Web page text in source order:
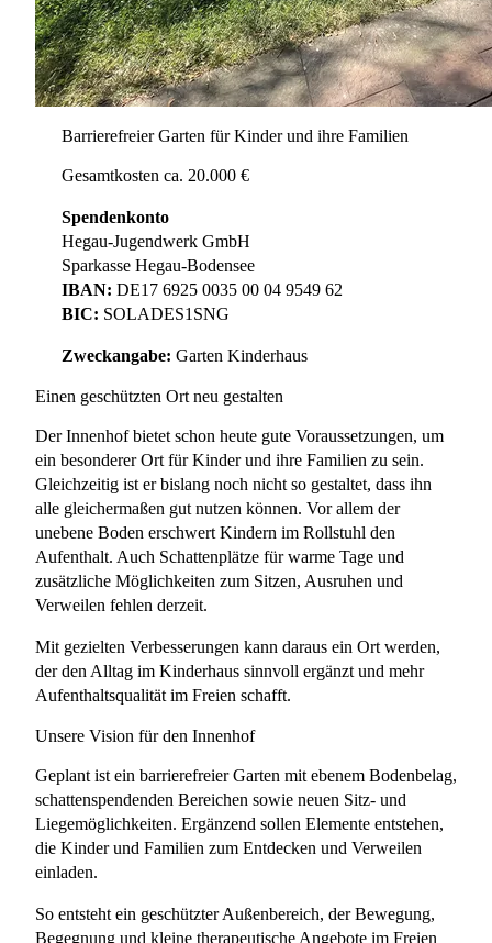
Barrierefreier Garten für Kinder und ihre Familien
Gesamtkosten ca. 20.000 €
Spendenkonto
Hegau-Jugendwerk GmbH
Sparkasse Hegau-Bodensee
IBAN: DE17 6925 0035 00 04 9549 62
BIC: SOLADES1SNG
Zweckangabe: Garten Kinderhaus
Einen geschützten Ort neu gestalten
Der Innenhof bietet schon heute gute Voraussetzungen, um
ein besonderer Ort für Kinder und ihre Familien zu sein.
Gleichzeitig ist er bislang noch nicht so gestaltet, dass ihn
alle gleichermaßen gut nutzen können. Vor allem der
unebene Boden erschwert Kindern im Rollstuhl den
Aufenthalt. Auch Schattenplätze für warme Tage und
zusätzliche Möglichkeiten zum Sitzen, Ausruhen und
Verweilen fehlen derzeit.
Mit gezielten Verbesserungen kann daraus ein Ort werden,
der den Alltag im Kinderhaus sinnvoll ergänzt und mehr
Aufenthaltsqualität im Freien schafft.
Unsere Vision für den Innenhof
Geplant ist ein barrierefreier Garten mit ebenem Bodenbelag,
schattenspendenden Bereichen sowie neuen Sitz- und
Liegemöglichkeiten. Ergänzend sollen Elemente entstehen,
die Kinder und Familien zum Entdecken und Verweilen
einladen.
So entsteht ein geschützter Außenbereich, der Bewegung,
Begegnung und kleine therapeutische Angebote im Freien